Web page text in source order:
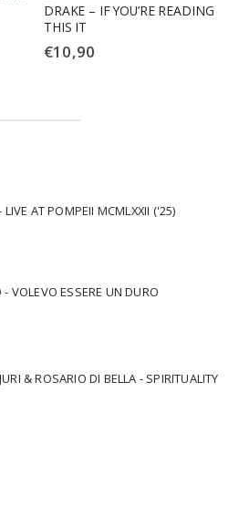
DRAKE – IF YOU’RE READING
THIS IT
€10,90
LIVE AT POMPEII MCMLXXII ('25)
- VOLEVO ESSERE UN DURO
& ROSARIO DI BELLA - SPIRITUALITY